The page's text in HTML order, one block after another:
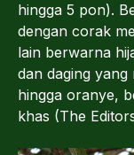
hingga 5 pon).
dengan corak
lain berwarna
dan daging
hingga oranye,
khas (The